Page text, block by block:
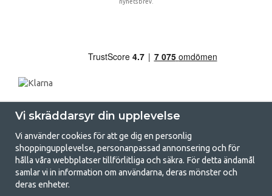
nyhetsbrev.
GetCamping.se - Din butik för camping
Vi skräddarsyr din upplevelse
Vi använder cookies för att ge dig en personlig
shoppingupplevelse, personanpassad annonsering och för
hålla våra webbplatser tillförlitliga och säkra. För detta ändamål
samlar vi in information om användarna, deras mönster och
deras enheter.